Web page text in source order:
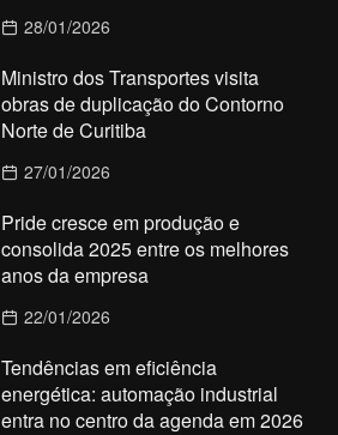
28/01/2026
Ministro dos Transportes visita
obras de duplicação do Contorno
Norte de Curitiba
27/01/2026
Pride cresce em produção e
consolida 2025 entre os melhores
anos da empresa
22/01/2026
Tendências em eficiência
energética: automação industrial
entra no centro da agenda em 2026